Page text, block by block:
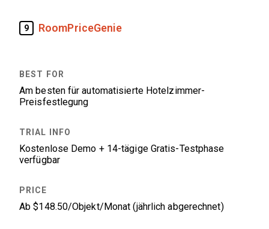
9 RoomPriceGenie
Am besten für automatisierte Hotelzimmer-
Preisfestlegung
Kostenlose Demo + 14-tägige Gratis-Testphase
verfügbar
Ab $148.50/Objekt/Monat (jährlich abgerechnet)